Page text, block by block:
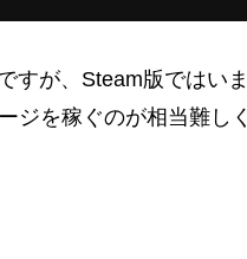
すが、Steam版ではいま
ジを稼ぐのが相当難しく